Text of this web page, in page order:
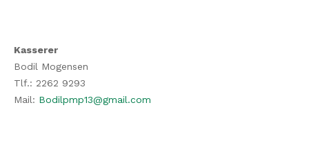
Kasserer
Bodil Mogensen
Tlf.: 2262 9293
Mail: Bodilpmp13@gmail.com